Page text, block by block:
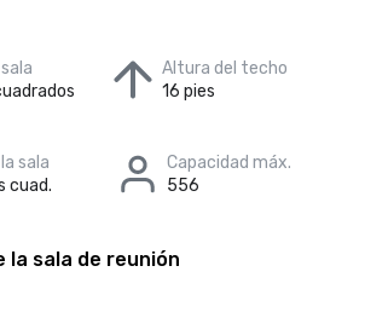
Altura del techo
16 pies
sala
cuad.
Capacidad máx.
556
la sala de reunión